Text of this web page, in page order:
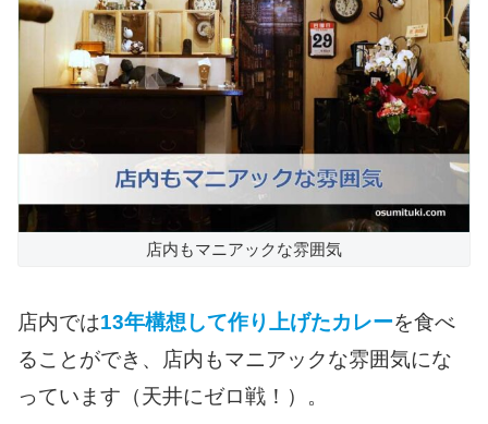
店内もマニアックな雰囲気
店内では13年構想して作り上げたカレーを食べ
ることができ、店内もマニアックな雰囲気にな
っています（天井にゼロ戦！）。